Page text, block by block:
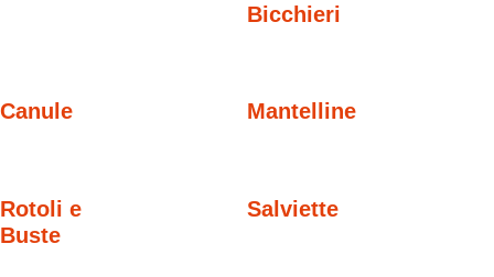
Bicchieri
Canule Mantelline
Rotoli e
Buste
Salviette